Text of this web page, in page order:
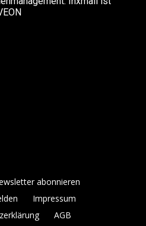
abonnieren
Impressum
AGB